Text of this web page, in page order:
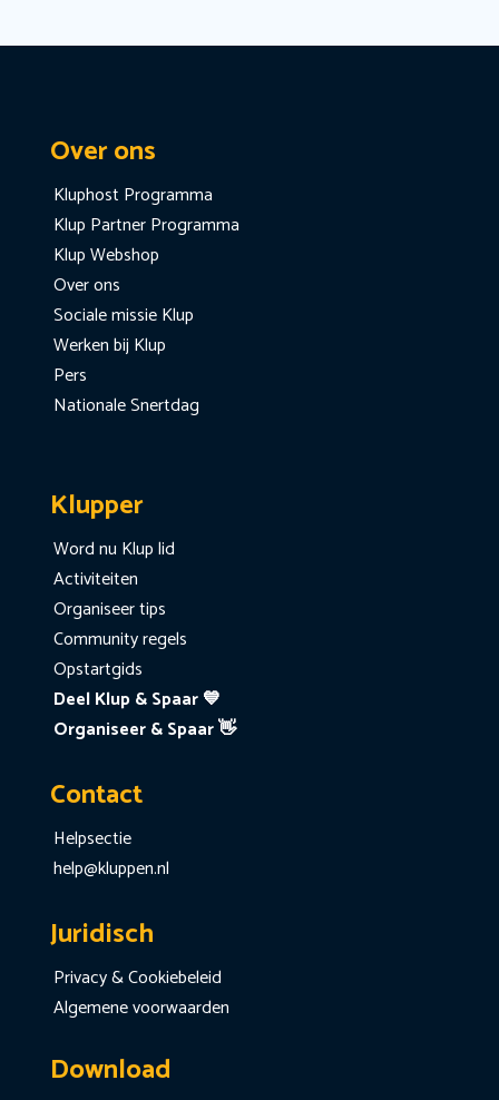
Over ons
Kluphost Programma
Klup Partner Programma
Klup Webshop
Over ons
Sociale missie Klup
Werken bij Klup
Pers
Nationale Snertdag
Klupper
Word nu Klup lid
Activiteiten
Organiseer tips
Community regels
Opstartgids
Deel Klup & Spaar 💙
Organiseer & Spaar 👋
Contact
Helpsectie
help@kluppen.nl
Juridisch
Privacy & Cookiebeleid
Algemene voorwaarden
Download